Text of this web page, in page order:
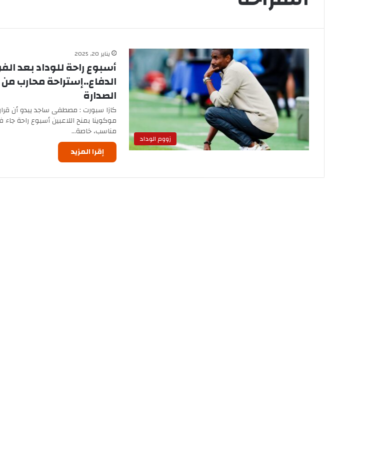
زووم الوداد
يناير 20, 2025
أسبوع راحة للوداد بعد
الدفاع..إستراحة محارب
الصدارة
كازا سبورت : مصطفى ساجد يبدو أن
موكوينا بمنح اللاعبين أسبوع راحة
مناسب، خاصة…
إقرا المزيد